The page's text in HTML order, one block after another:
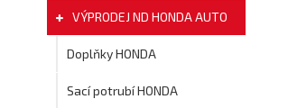
VÝPRODEJ ND HONDA AUTO
Doplňky HONDA
Sací potrubí HONDA